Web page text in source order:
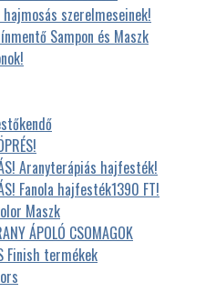
szerelmeseinek!
Sampon és Maszk
Aranyterápiás hajfesték!
Fanola hajfesték1390 FT!
Maszk
ÁPOLÓ CSOMAGOK
Finish termékek